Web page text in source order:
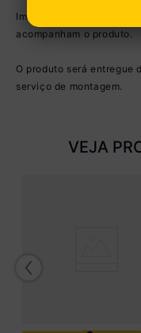
Imagem meramente
acompanham o produto.
O produto será entregue
serviço de montagem.
VEJA